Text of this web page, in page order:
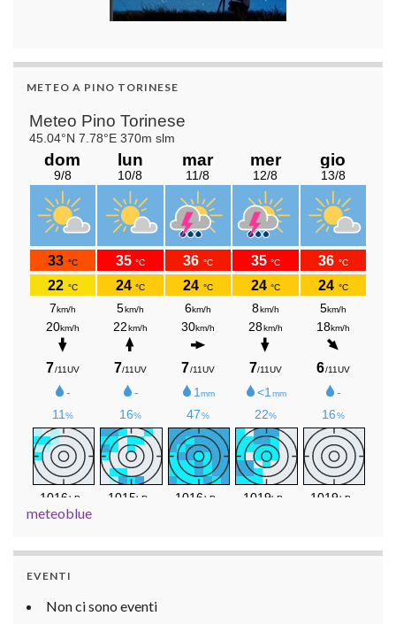
METEO A PINO TORINESE
meteoblue
EVENTI
Non ci sono eventi